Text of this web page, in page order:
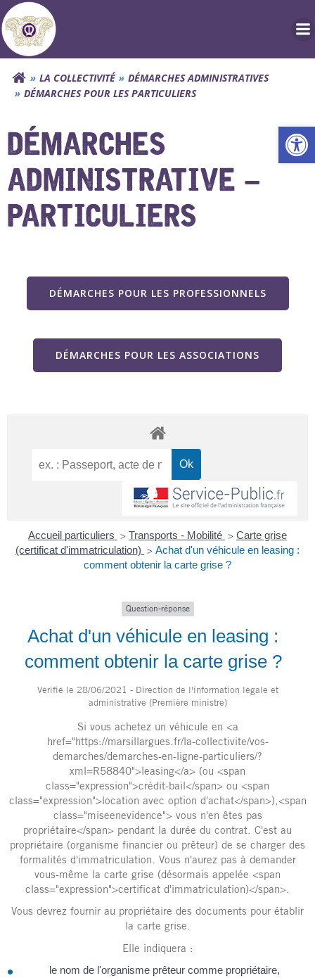
Aller
au
contenu
LA COLLECTIVITÉ
DÉMARCHES ADMINISTRATIVES
DÉMARCHES POUR LES PARTICULIERS
DÉMARCHES
ADMINISTRATIVE –
PARTICULIERS
DÉMARCHES POUR LES PROFESSIONNELS
DÉMARCHES POUR LES ASSOCIATIONS
Accueil particuliers > Transports - Mobilité > Carte grise
(certificat d'immatriculation) > Achat d'un véhicule en leasing :
comment obtenir la carte grise ?
Question-réponse
Achat d'un véhicule en leasing :
comment obtenir la carte grise ?
Vérifié le 28/06/2021 - Direction de l'information légale et
administrative (Première ministre)
Si vous achetez un véhicule en <a
href="https://marsillargues.fr/la-collectivite/vos-
demarches/demarches-en-ligne-particuliers/?
xml=R58840">leasing</a> (ou <span
class="expression">crédit-bail</span> ou <span
class="expression">location avec option d'achat</span>),<span
class="miseenevidence"> vous n'en êtes pas
propriétaire</span> pendant la durée du contrat. C'est au
propriétaire (organisme financier ou prêteur) de se charger des
formalités d'immatriculation. Vous n'aurez pas à demander
vous-même la carte grise (désormais appelée <span
class="expression">certificat d'immatriculation)</span>.
Vous devrez fournir au propriétaire des documents pour établir
la carte grise.
Elle indiquera :
le nom de l'organisme prêteur comme propriétaire,